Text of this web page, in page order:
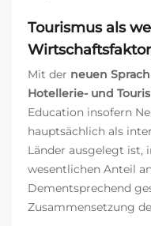
Tourismus als
Wirtschaftsfaktor
Mit der neuen
Hotellerie- und
Education insofern
hauptsächlich als
Länder ausgelegt ist,
wesentlichen Anteil
Dementsprechend
Zusammensetzung